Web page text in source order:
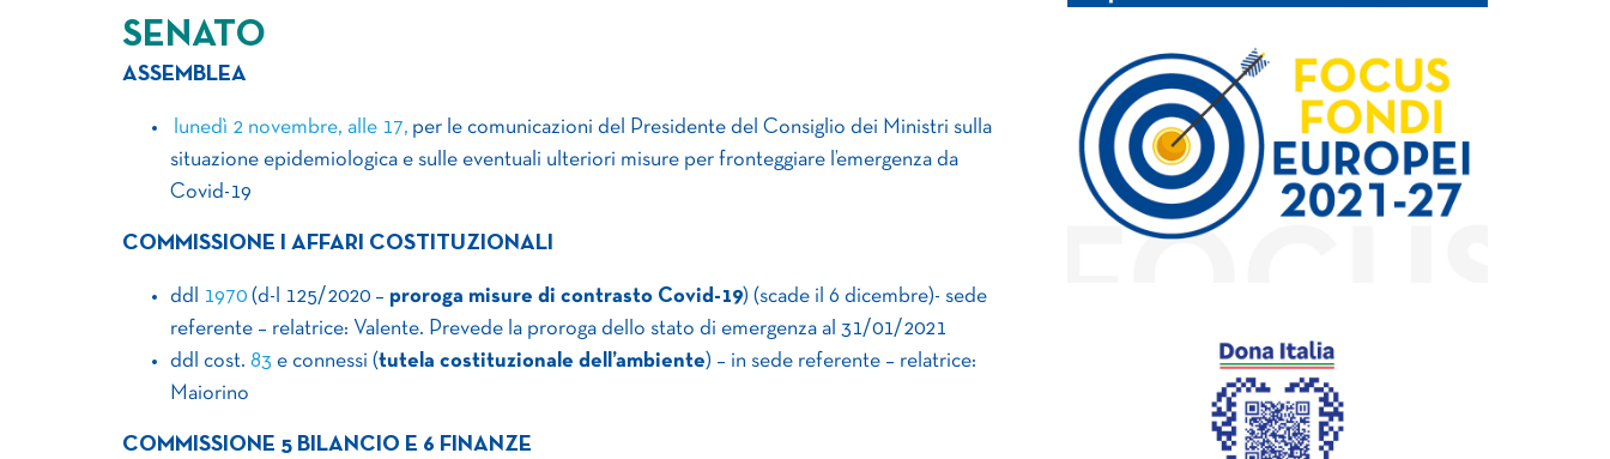
SENATO
ASSEMBLEA
lunedì 2 novembre, alle 17, per le comunicazioni del Presidente del Consiglio dei Ministri sulla
situazione epidemiologica e sulle eventuali ulteriori misure per fronteggiare l’emergenza da
Covid-19
COMMISSIONE I AFFARI COSTITUZIONALI
ddl 1970 (d-l 125/2020 – proroga misure di contrasto Covid-19) (scade il 6 dicembre)- sede
referente – relatrice: Valente. Prevede la proroga dello stato di emergenza al 31/01/2021
ddl cost. 83 e connessi (tutela costituzionale dell’ambiente) – in sede referente – relatrice:
Maiorino
COMMISSIONE 5 BILANCIO E 6 FINANZE